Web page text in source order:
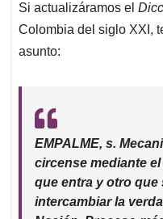
Si actualizáramos el
Colombia del siglo XXI,
asunto:
EMPALME, s.
circense mediante
que entra y otro que
intercambiar la